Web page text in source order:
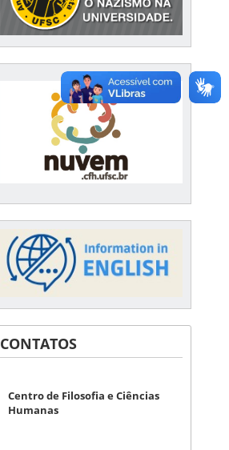
CONTATOS
Centro de Filosofia e Ciências
Humanas